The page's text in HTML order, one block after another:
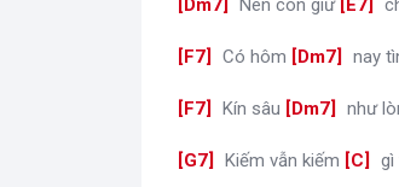
[F7 Có hôm [Dm7 nay
[F7 Kín sâu [Dm7 như
[G7 Kiếm vẫn kiếm [C gì